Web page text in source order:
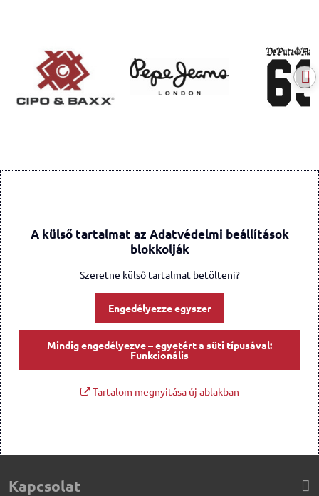
A külső tartalmat az Adatvédelmi beállítások
blokkolják
Szeretne külső tartalmat betölteni?
Engedélyezze egyszer
Mindig engedélyezve – egyetért a süti típusával:
Funkcionális
Tartalom megnyitása új ablakban
Kapcsolat